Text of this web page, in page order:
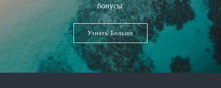
бонусы.
Узнать Больше